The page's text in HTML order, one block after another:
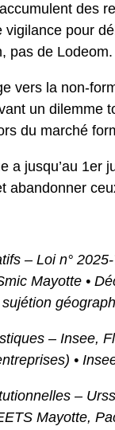
des
vigilance pour
pas de
vers la non-
un dilemme
du marché
a jusqu’au 1er
abandonner
– Loi n°
Mayotte •
– Insee,
•
–
Mayotte,